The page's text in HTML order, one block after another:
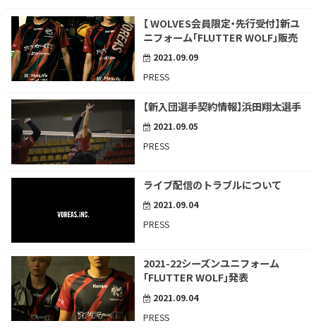
【 WOLVES会員限定・先行受付】新ユ
ニフォーム「FLUTTER WOLF」販売
2021.09.09
PRESS
【新入団選手契約情報】浜田翔太選手
2021.09.05
PRESS
ライブ配信のトラブルについて
2021.09.04
PRESS
2021-22シーズンユニフォーム
「FLUTTER WOLF」発表
2021.09.04
PRESS